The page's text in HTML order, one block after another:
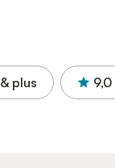
& plus 9,0